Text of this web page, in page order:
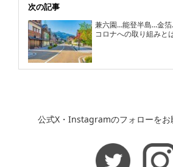
次の記事
兼六園…能登半島…金
コロナへの取り組みと
公式X・Instagramのフォローをお